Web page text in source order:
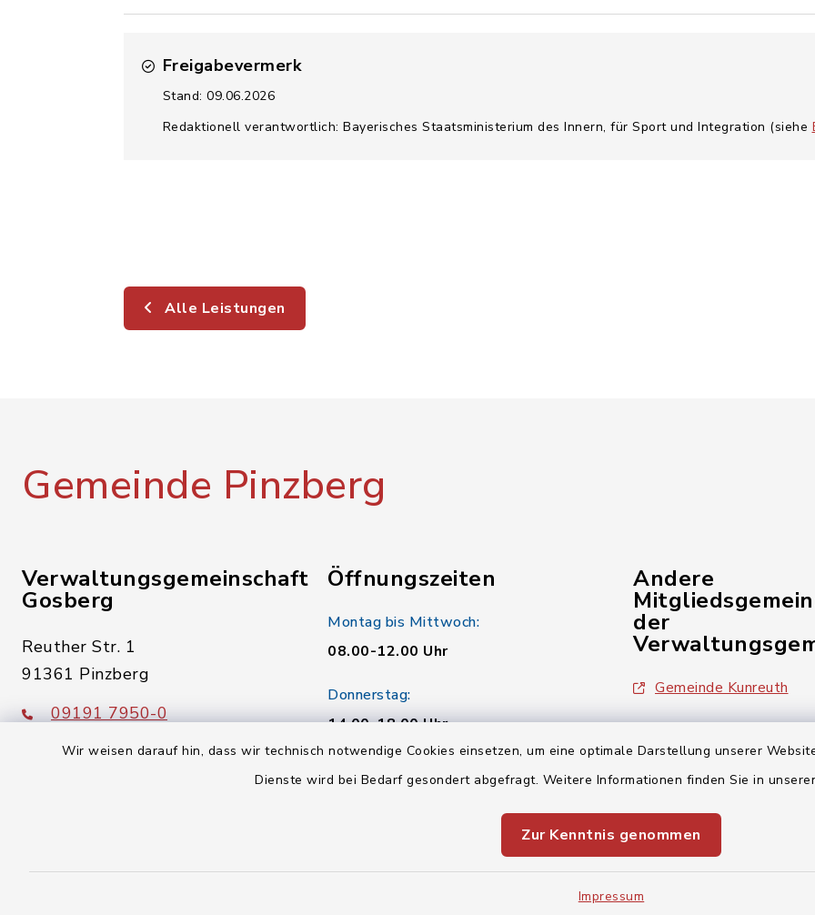
Wir weisen darauf hin, dass wir technisch notwendige Cookies einsetzen, um eine optimale Darstellung unserer
Dienste wird bei Bedarf gesondert abgefragt. Weitere Informationen finden Sie in
Zur Kenntnis genommen
Impressum
Freigabevermerk
Stand: 09.06.2026
Redaktionell verantwortlich: Bayerisches Staatsministerium des Innern, für Sport und Integration (siehe
Alle Leistungen
Gemeinde Pinzberg
Verwaltungsgemeinschaft
Gosberg
Reuther Str. 1
91361 Pinzberg
09191 7950-0
09191 795040
poststelle@vg-gosberg.de
Öffnungszeiten
Montag bis Mittwoch:
08.00-12.00 Uhr
Donnerstag:
14.00-18.00 Uhr
Andere
der
Gemeinde Kunreuth
Gemeinde Wiesenthau